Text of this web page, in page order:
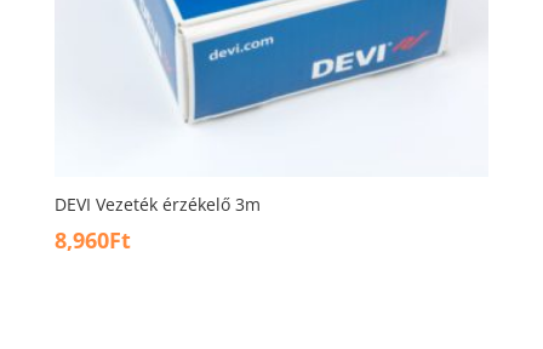
DEVI Vezeték érzékelő 3m
8,960Ft